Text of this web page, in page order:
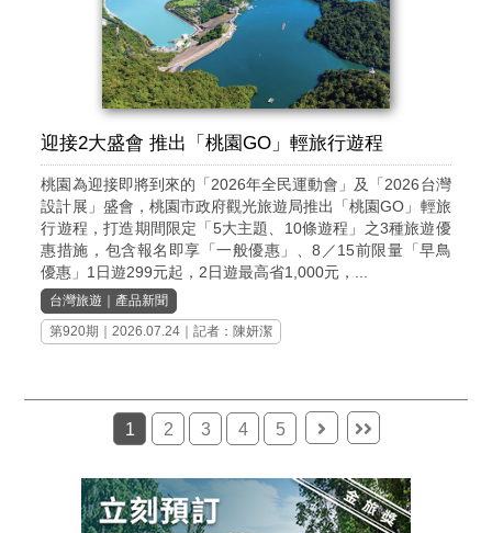
迎接2大盛會 推出「桃園GO」輕旅行遊程
桃園為迎接即將到來的「2026年全民運動會」及「2026台灣
設計展」盛會，桃園市政府觀光旅遊局推出「桃園GO」輕旅
行遊程，打造期間限定「5大主題、10條遊程」之3種旅遊優
惠措施，包含報名即享「一般優惠」、8／15前限量「早鳥
優惠」1日遊299元起，2日遊最高省1,000元，...
台灣旅遊
產品新聞
第920期
｜2026.07.24｜記者：陳妍潔
1 2 3 4 5